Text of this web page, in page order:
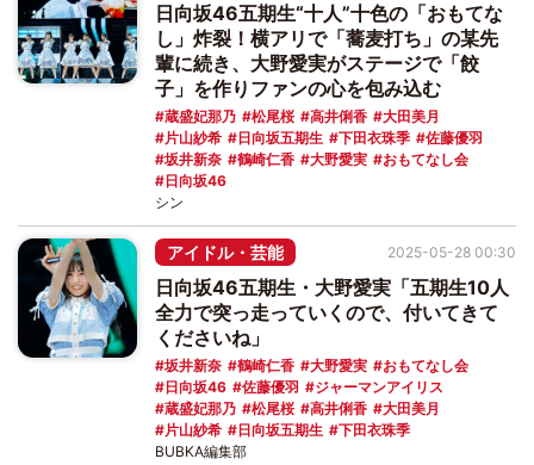
日向坂46五期生“十人”十色の「おもてな
し」炸裂！横アリで「蕎麦打ち」の某先
輩に続き、大野愛実がステージで「餃
子」を作りファンの心を包み込む
蔵盛妃那乃 松尾桜 高井俐香
大田美月
片山紗希
日向坂五期生 下田衣珠季
佐藤優羽
坂井新奈
鶴崎仁香 大野愛実
おもてなし会
日向坂46
シン
アイドル・芸能
日向坂46五期生・大野愛実「五期生10人
全力で突っ走っていくので、付いてきて
くださいね」
坂井新奈 鶴崎仁香 大野愛実
おもてなし会
日向坂46
佐藤優羽
ジャーマンアイリス
蔵盛妃那乃
松尾桜 高井俐香
大田美月
片山紗希
日向坂五期生 下田衣珠季
2025-05-28 00:30
BUBKA編集部